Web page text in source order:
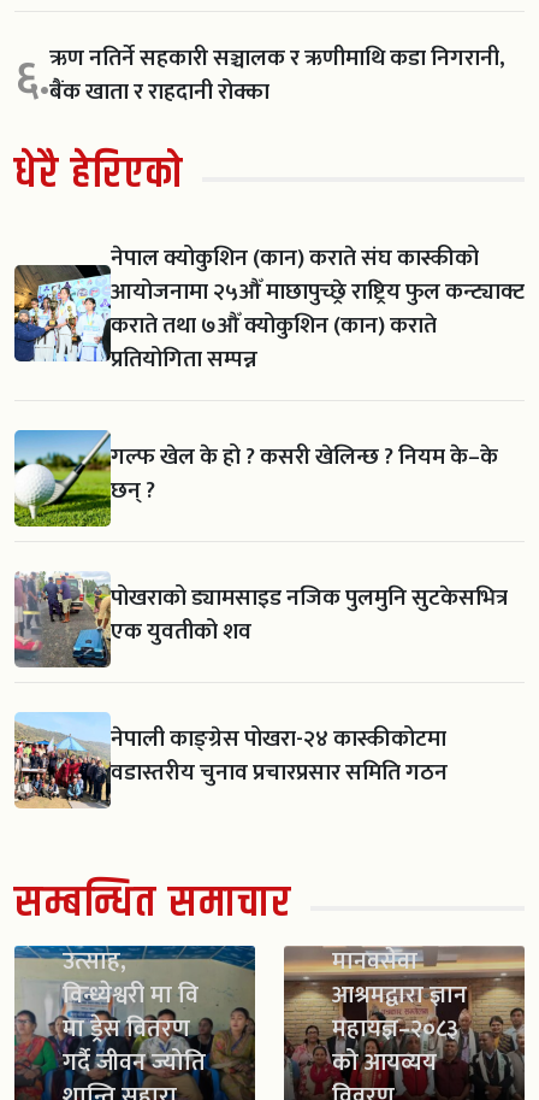
६.ऋण नतिर्ने सहकारी सञ्चालक र ऋणीमाथि कडा निगरानी,
बैंक खाता र राहदानी रोक्का
धेरै हेरिएको
नेपाल क्योकुशिन (कान) कराते संघ कास्कीको
आयोजनामा २५औँ माछापुच्छ्रे राष्ट्रिय फुल कन्ट्याक्ट
कराते तथा ७औँ क्योकुशिन (कान) कराते
प्रतियोगिता सम्पन्न
गल्फ खेल के हो ? कसरी खेलिन्छ ? नियम के–के
छन् ?
पोखराको ड्यामसाइड नजिक पुलमुनि सुटकेसभित्र
एक युवतीको शव
नेपाली काङ्ग्रेस पोखरा-२४ कास्कीकोटमा
वडास्तरीय चुनाव प्रचारप्रसार समिति गठन
सम्बन्धित समाचार
स्काउट गठन सँगै
विद्यार्थीमा नयाँ
उत्साह,
विन्ध्येश्वरी मा वि
मा ड्रेस वितरण
गर्दै जीवन ज्योति
मानवसेवा
आश्रमद्वारा ज्ञान
महायज्ञ–२०८३
को आयव्यय